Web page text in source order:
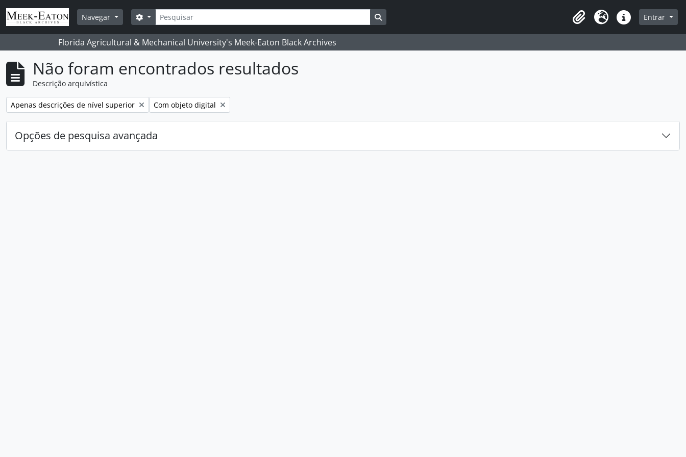
Skip to main content
Navegar
Pesquisar
Opções de busca
Área de transferência
Idioma Ligações rápidas
Entrar
Florida Agricultural & Mechanical University's Meek-Eaton Black Archives
Não foram encontrados resultados
Descrição arquivística
Remover filtro:
Apenas descrições de nível superior Remover filtro:
Com objeto digital
Opções de pesquisa avançada